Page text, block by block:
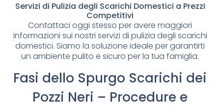
Servizi di Pulizia degli Scarichi Domestici a Prezzi
Competitivi
Contattaci oggi stesso per avere maggiori
informazioni sui nostri servizi di pulizia degli scarichi
domestici. Siamo la soluzione ideale per garantirti
un ambiente pulito e sicuro per la tua famiglia.
Fasi dello Spurgo Scarichi dei
Pozzi Neri – Procedure e